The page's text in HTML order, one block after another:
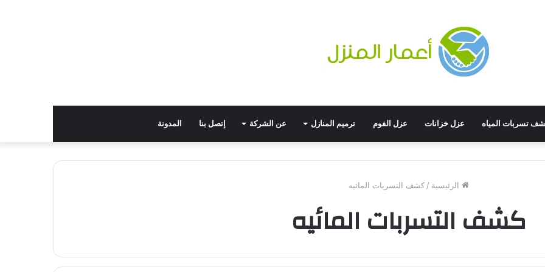
تسربات المياه عزل خزانات عزل الفوم ترميم المنازل عن الشركة إتصل بنا المدونة
الرئيسية / كشف التسربات المائيه
كشف التسربات المائيه